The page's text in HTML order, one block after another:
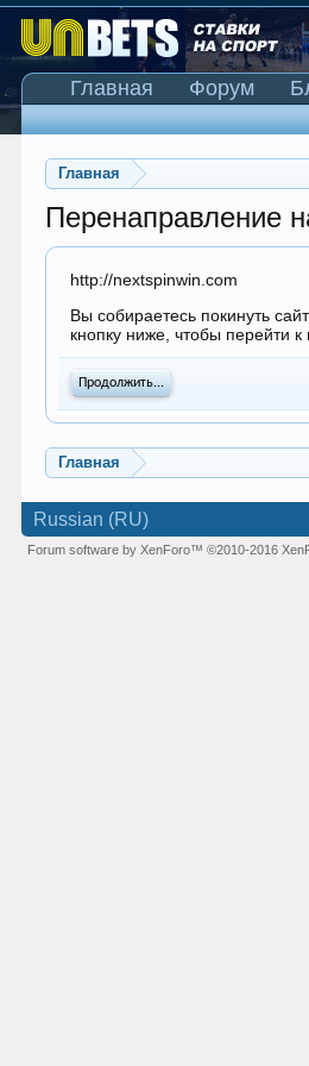
Главная
Перенаправление
http://nextspinwin.com
Вы собираетесь покинуть
кнопку ниже, чтобы перейти к
Продолжить...
Главная
Главная Форум
Russian (RU)
Forum software by XenForo™©2010-2016